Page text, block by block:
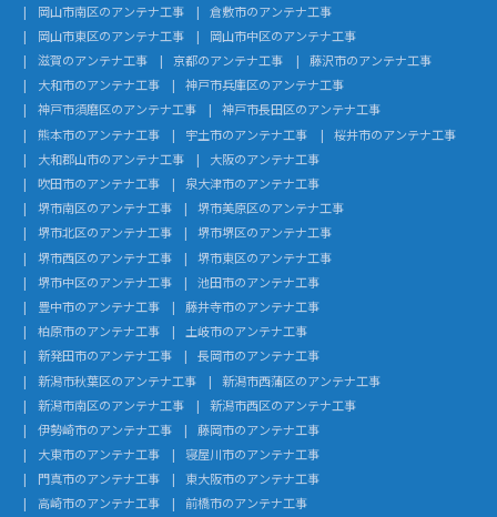
岡山市南区のアンテナ工事
倉敷市のアンテナ工事
岡山市東区のアンテナ工事
岡山市中区のアンテナ工事
滋賀のアンテナ工事
京都のアンテナ工事
藤沢市のアンテナ工事
大和市のアンテナ工事
神戸市兵庫区のアンテナ工事
神戸市須磨区のアンテナ工事
神戸市長田区のアンテナ工事
熊本市のアンテナ工事
宇土市のアンテナ工事
桜井市のアンテナ工事
大和郡山市のアンテナ工事
大阪のアンテナ工事
吹田市のアンテナ工事
泉大津市のアンテナ工事
堺市南区のアンテナ工事
堺市美原区のアンテナ工事
堺市北区のアンテナ工事
堺市堺区のアンテナ工事
堺市西区のアンテナ工事
堺市東区のアンテナ工事
堺市中区のアンテナ工事
池田市のアンテナ工事
豊中市のアンテナ工事
藤井寺市のアンテナ工事
柏原市のアンテナ工事
土岐市のアンテナ工事
新発田市のアンテナ工事
長岡市のアンテナ工事
新潟市秋葉区のアンテナ工事
新潟市西蒲区のアンテナ工事
新潟市南区のアンテナ工事
新潟市西区のアンテナ工事
伊勢崎市のアンテナ工事
藤岡市のアンテナ工事
大東市のアンテナ工事
寝屋川市のアンテナ工事
門真市のアンテナ工事
東大阪市のアンテナ工事
高崎市のアンテナ工事
前橋市のアンテナ工事